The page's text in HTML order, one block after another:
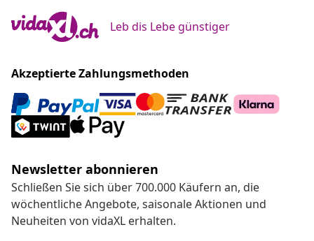
Leb dis Lebe günstiger
Akzeptierte Zahlungsmethoden
Newsletter abonnieren
Schließen Sie sich über 700.000 Käufern an, die
wöchentliche Angebote, saisonale Aktionen und
Neuheiten von vidaXL erhalten.